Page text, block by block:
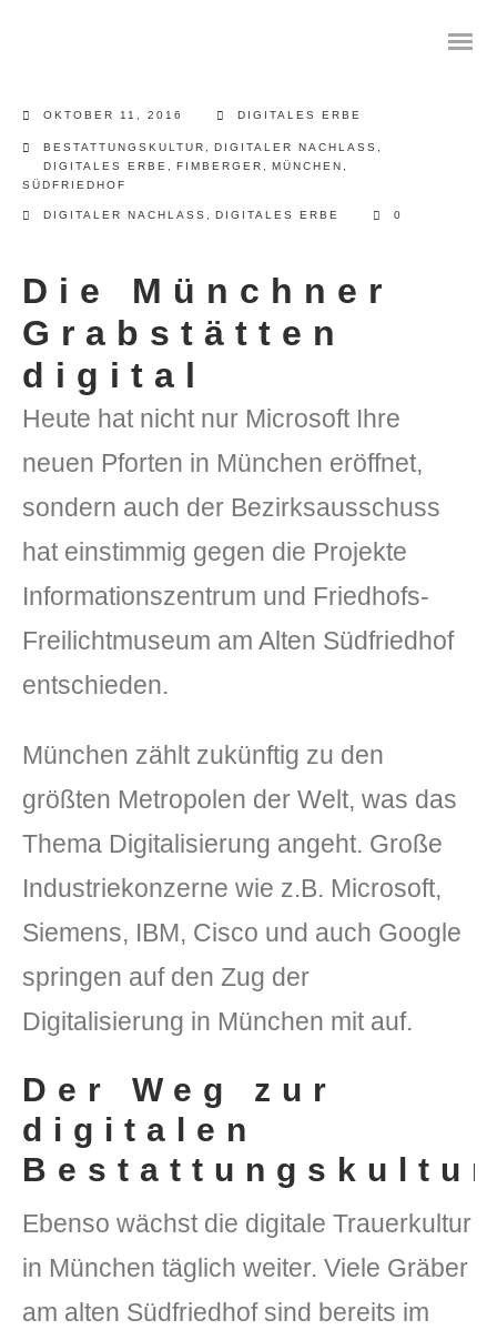
Internetsuche
Wie regeln Sie ihren digitalen Nachlass
Digitaler Nachlass
DLH Stick Bedienungsanleitung
Videoanleitung und Manual
Versionsinformationen
OKTOBER 11, 2016 DIGITALES ERBE
BESTATTUNGSKULTUR DIGITALER NACHLASS
DIGITALES ERBE
FIMBERGER MÜNCHEN
SÜDFRIEDHOF
DIGITALER NACHLASS DIGITALES ERBE 0
Die Münchner
Grabstätten
digital
Heute hat nicht nur Microsoft Ihre
neuen Pforten in München eröffnet,
sondern auch der Bezirksausschuss
hat einstimmig gegen die Projekte
Informationszentrum und Friedhofs-
Freilichtmuseum am Alten Südfriedhof
entschieden.
München zählt zukünftig zu den
größten Metropolen der Welt, was das
Thema Digitalisierung angeht. Große
Industriekonzerne wie z.B. Microsoft,
Siemens, IBM, Cisco und auch Google
springen auf den Zug der
Digitalisierung in München mit auf.
Der Weg zur
digitalen
Bestattungskultur
Ebenso wächst die digitale Trauerkultur
in München täglich weiter. Viele Gräber
am alten Südfriedhof sind bereits im